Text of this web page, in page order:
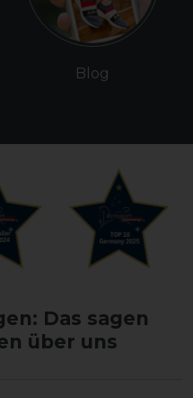
Blog
Das sagen
über uns